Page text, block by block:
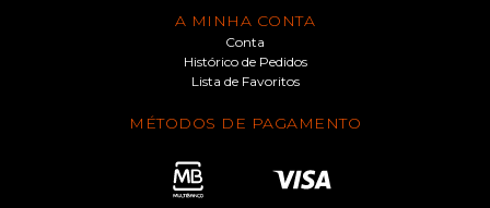
A MINHA CONTA
Conta
Histórico de Pedidos
Lista de Favoritos
MÉTODOS DE PAGAMENTO